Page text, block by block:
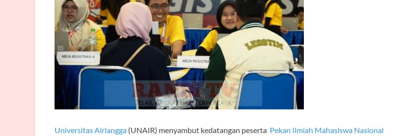
Universitas Airlangga (UNAIR) menyambut kedatangan peserta Pekan Ilmiah Mahasiswa Nasional